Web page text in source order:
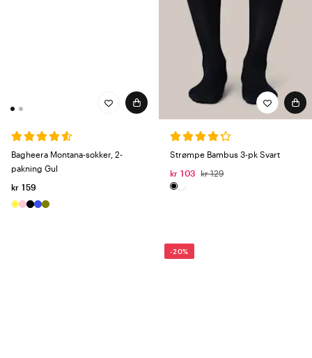
Bagheera Montana-sokker, 2-
pakning Gul
kr 159
Strømpe Bambus 3-pk Svart
kr 103
kr 129
-20%